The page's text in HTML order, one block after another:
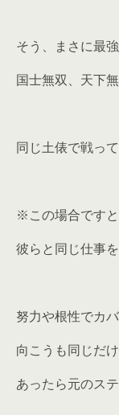
そう、まさに最強
国士無双、天下無
同じ土俵で戦っ
※この場合です
彼らと同じ仕事
努力や根性でカ
向こうも同じだ
あったら元のス